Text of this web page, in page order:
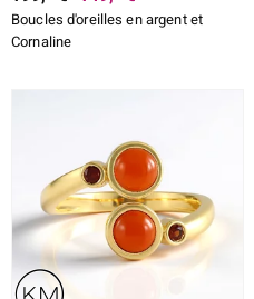
Boucles d'oreilles en argent et
Cornaline